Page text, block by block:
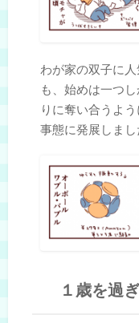
わが家の双子に
も、始めは一つ
りに奪い合うよ
事態に発展しまし
１歳を過